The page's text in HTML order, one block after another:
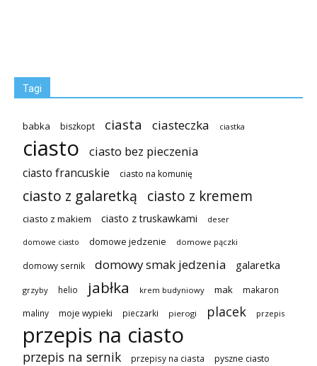
Tagi
babka biszkopt ciasta ciasteczka ciastka
ciasto ciasto bez pieczenia
ciasto francuskie ciasto na komunię
ciasto z galaretką ciasto z kremem
ciasto z makiem ciasto z truskawkami deser
domowe ciasto domowe jedzenie domowe pączki
domowy sernik domowy smak jedzenia galaretka
grzyby helio jabłka krem budyniowy mak makaron
maliny moje wypieki pieczarki pierogi placek przepis
przepis na ciasto
przepis na sernik przepisy na ciasta pyszne ciasto